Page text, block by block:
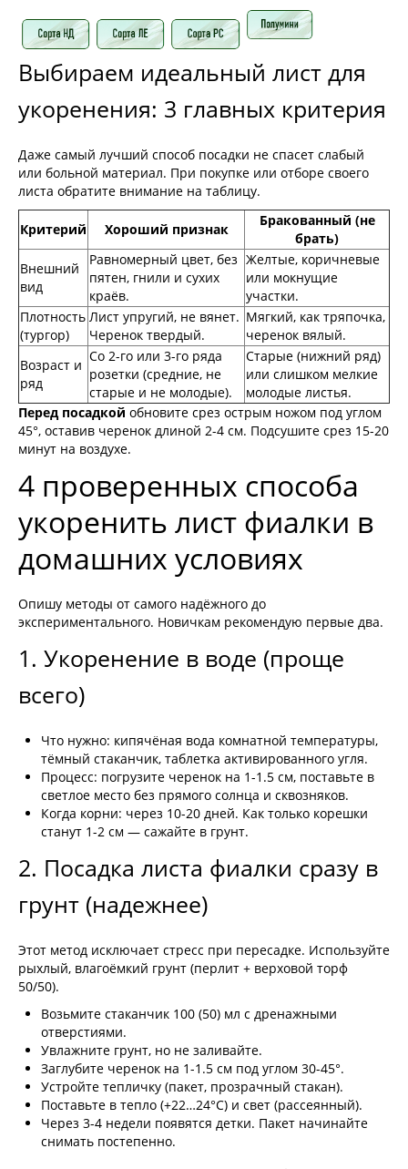
Выбираем идеальный лист для
укоренения: 3 главных критерия
Даже самый лучший способ посадки не спасет слабый
или больной материал. При покупке или отборе своего
листа обратите внимание на таблицу.
Критерий Хороший признак
Бракованный (не
брать)
Внешний
вид
Равномерный цвет, без
пятен, гнили и сухих
краёв.
Желтые, коричневые
или мокнущие
участки.
Плотность
(тургор)
Лист упругий, не вянет.
Черенок твердый.
Мягкий, как тряпочка,
черенок вялый.
Возраст и
ряд
Со 2-го или 3-го ряда
розетки (средние, не
старые и не молодые).
Старые (нижний ряд)
или слишком мелкие
молодые листья.
Перед посадкой обновите срез острым ножом под углом
45°, оставив черенок длиной 2-4 см. Подсушите срез 15-20
минут на воздухе.
4 проверенных способа
укоренить лист фиалки в
домашних условиях
Опишу методы от самого надёжного до
экспериментального. Новичкам рекомендую первые два.
1. Укоренение в воде (проще
всего)
Что нужно: кипячёная вода комнатной температуры,
тёмный стаканчик, таблетка активированного угля.
Процесс: погрузите черенок на 1-1.5 см, поставьте в
светлое место без прямого солнца и сквозняков.
Когда корни: через 10-20 дней. Как только корешки
станут 1-2 см — сажайте в грунт.
2. Посадка листа фиалки сразу в
грунт (надежнее)
Этот метод исключает стресс при пересадке. Используйте
рыхлый, влагоёмкий грунт (перлит + верховой торф
50/50).
Возьмите стаканчик 100 (50) мл с дренажными
отверстиями.
Увлажните грунт, но не заливайте.
Заглубите черенок на 1-1.5 см под углом 30-45°.
Устройте тепличку (пакет, прозрачный стакан).
Поставьте в тепло (+22…24°C) и свет (рассеянный).
Через 3-4 недели появятся детки. Пакет начинайте
снимать постепенно.